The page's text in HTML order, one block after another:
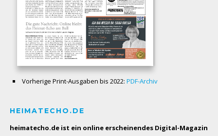
Vorherige Print-Ausgaben bis 2022: PDF-Archiv
HEIMATECHO.DE
heimatecho.de ist ein online erscheinendes Digital-Magazin